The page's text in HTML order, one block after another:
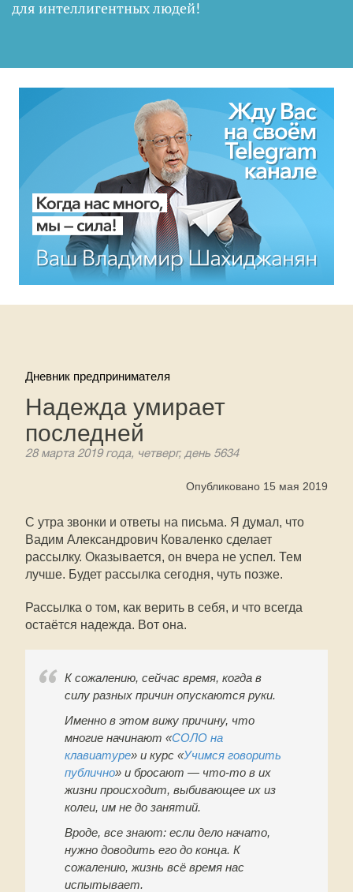
для интеллигентных людей!
Дневник предпринимателя
Надежда умирает
последней
28 марта 2019 года, четверг, день 5634
Опубликовано 15 мая 2019
С утра звонки и ответы на письма. Я думал, что
Вадим Александрович Коваленко сделает
рассылку. Оказывается, он вчера не успел. Тем
лучше. Будет рассылка сегодня, чуть позже.
Рассылка о том, как верить в себя, и что всегда
остаётся надежда. Вот она.
К сожалению, сейчас время, когда в
силу разных причин опускаются руки.
Именно в этом вижу причину, что
многие начинают «СОЛО на
клавиатуре» и курс «Учимся говорить
публично» и бросают — что-то в их
жизни происходит, выбивающее их из
колеи, им не до занятий.
Вроде, все знают: если дело начато,
нужно доводить его до конца. К
сожалению, жизнь всё время нас
испытывает.